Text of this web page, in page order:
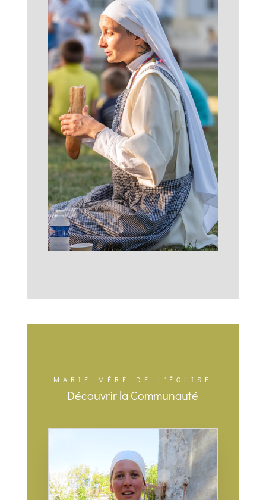
MARIE MÈRE DE L'ÉGLISE
Découvrir la Communauté